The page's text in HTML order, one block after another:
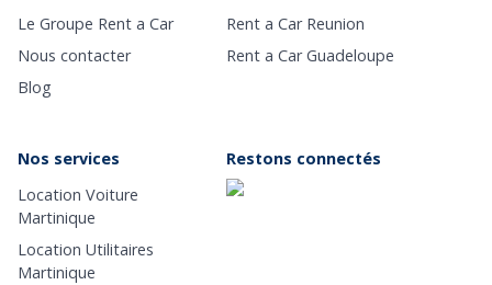
Le Groupe Rent a Car
Nous contacter
Blog
Rent a Car Reunion
Rent a Car Guadeloupe
Nos services
Location Voiture
Martinique
Location Utilitaires
Martinique
Restons connectés